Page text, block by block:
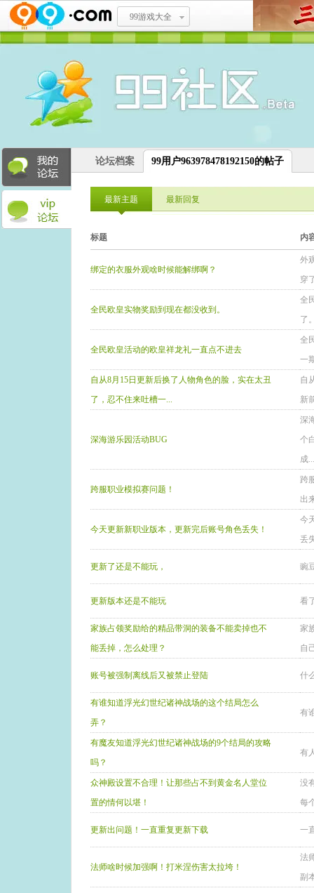
99游戏大全
论坛档案 99用户963978478192150的帖子
最新主题 最新回复
标题 内
绑定的衣服外观啥时候能解绑啊？
外
穿
全民欧皇实物奖励到现在都没收到。
全
了
全民欧皇活动的欧皇祥龙礼一直点不进去
全
一
自从8月15日更新后换了人物角色的脸，实在太丑
了，忍不住来吐槽一...
自
新
深海游乐园活动BUG
深
个
成...
跨服职业模拟赛问题！
跨
出
今天更新新职业版本，更新完后账号角色丢失！
今
丢
更新了还是不能玩， 豌
更新版本还是不能玩 看
家族占领奖励给的精品带洞的装备不能卖掉也不
能丢掉，怎么处理？
家
自
账号被强制离线后又被禁止登陆 什
有谁知道浮光幻世纪诸神战场的这个结局怎么
弄？
有
有魔友知道浮光幻世纪诸神战场的9个结局的攻略
吗？
有
众神殿设置不合理！让那些占不到黄金名人堂位
置的情何以堪！
没
每
更新出问题！一直重复更新下载 一
法师啥时候加强啊！打米涅伤害太拉垮！
法
副